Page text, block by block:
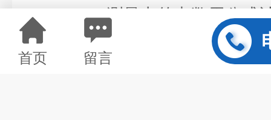
5.测量出的点数用公式
首页 留言